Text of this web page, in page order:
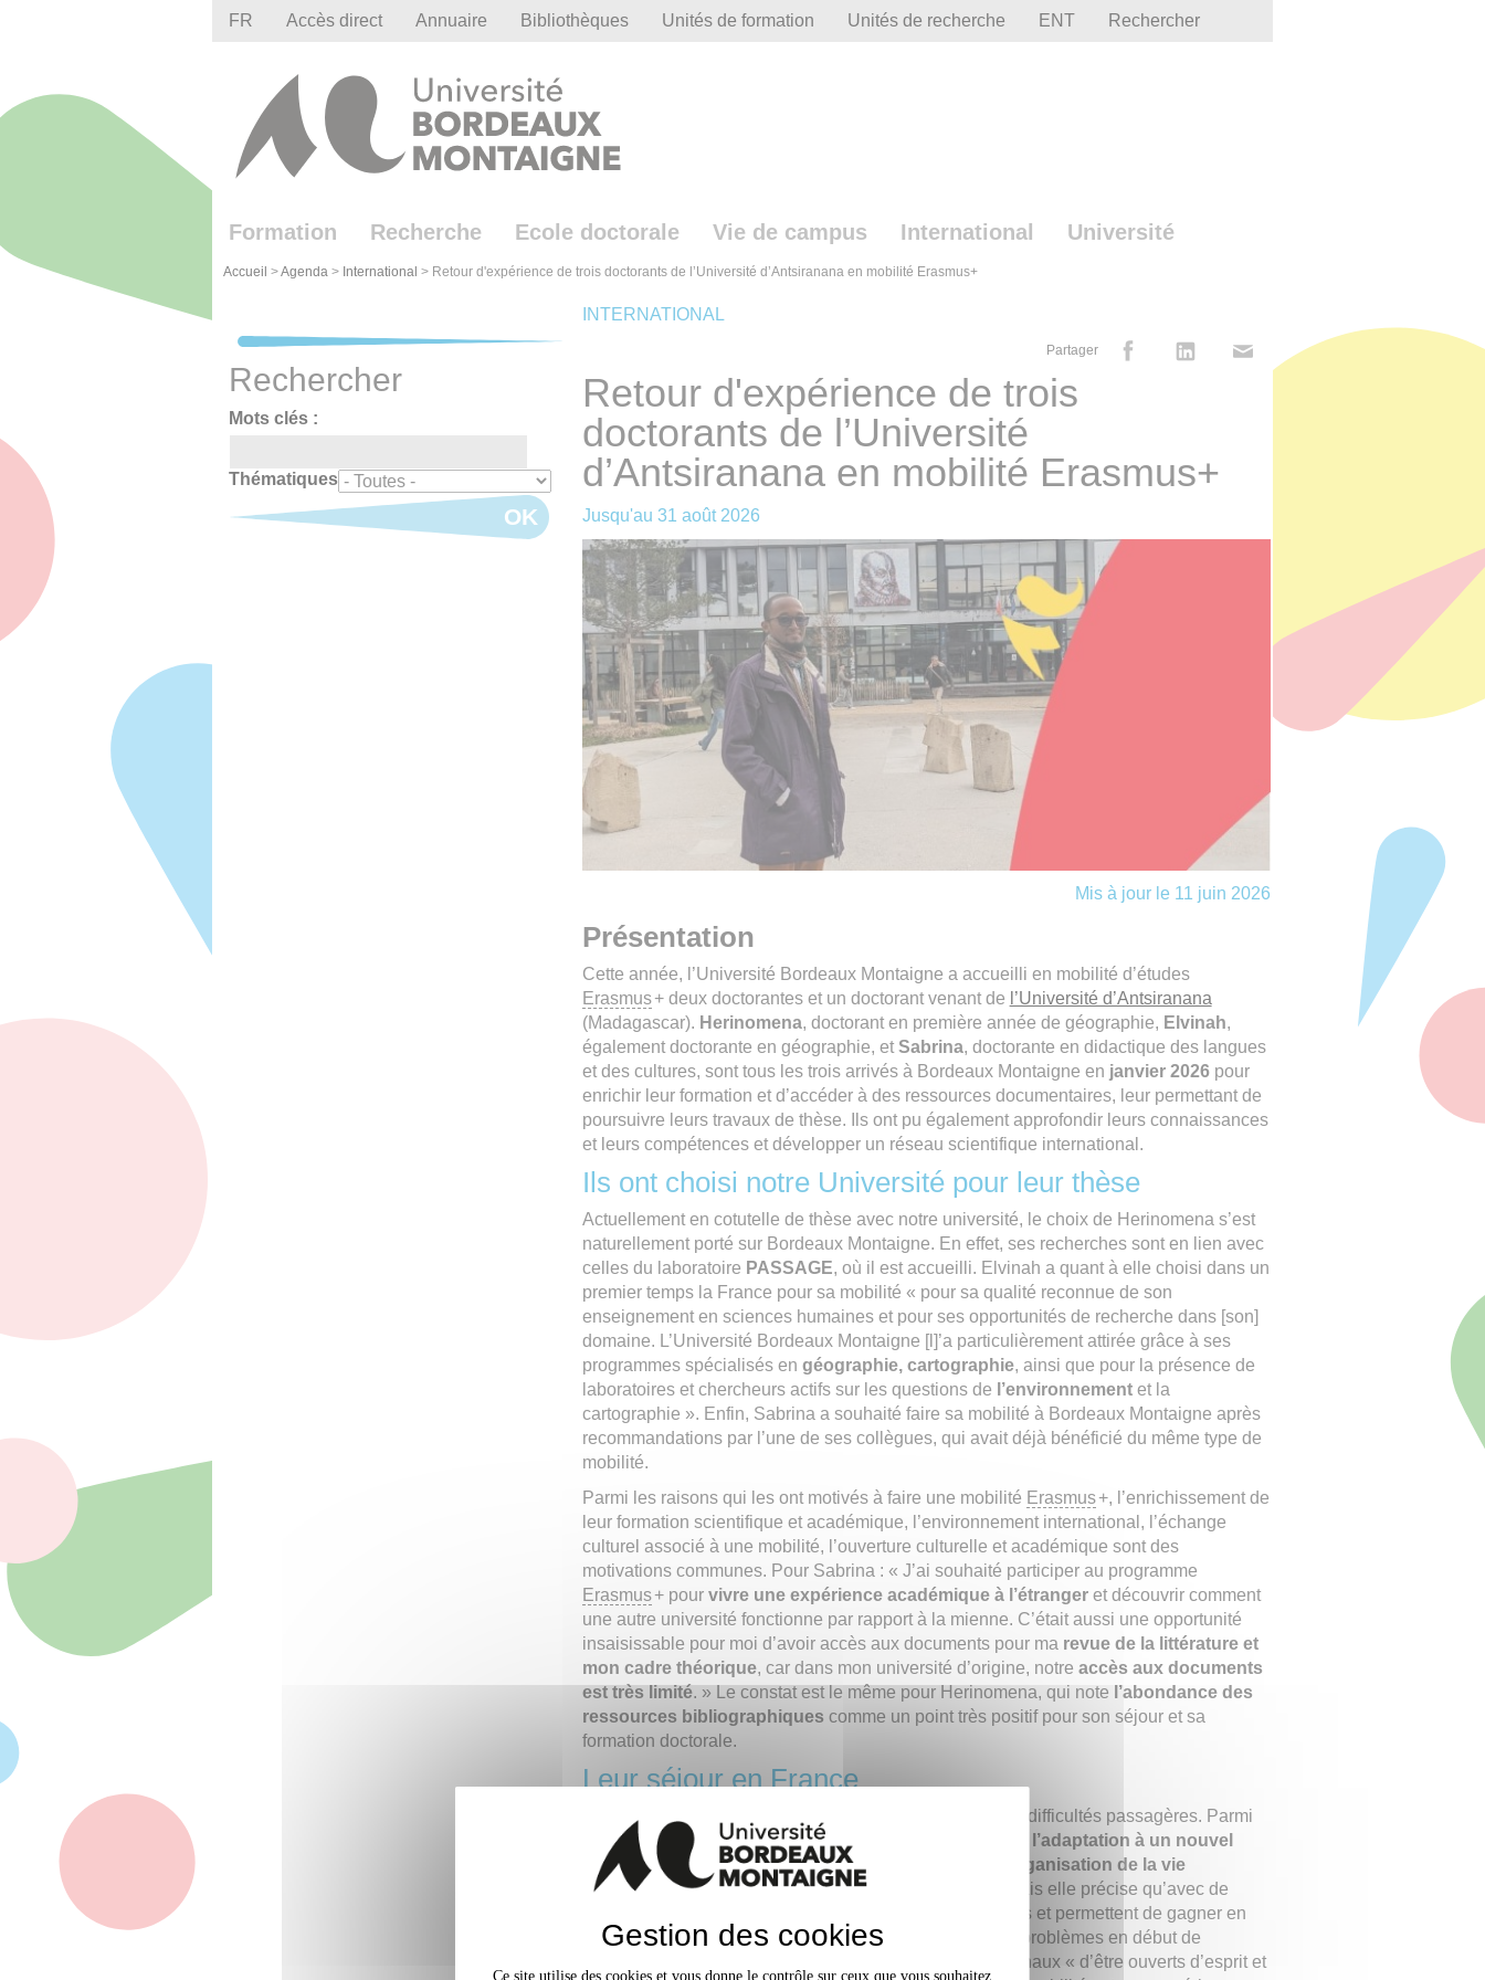
FR Accès direct Annuaire Bibliothèques Unités de formation Unités de recherche ENT Rechercher
Formation Recherche Ecole doctorale Vie de campus International Université
Accueil >Agenda > International > Retour d'expérience de trois doctorants de l’Université d’Antsiranana en mobilité Erasmus+
INTERNATIONAL
Partager
Retour d'expérience de trois
doctorants de l’Université
d’Antsiranana en mobilité Erasmus+
Jusqu'au 31 août 2026
Mis à jour le 11 juin 2026
Présentation
Cette année, l’Université Bordeaux Montaigne a accueilli en mobilité d’études
Erasmus+ deux doctorantes et un doctorant venant de l’Université d’Antsiranana
(Madagascar). Herinomena, doctorant en première année de géographie, Elvinah,
également doctorante en géographie, et Sabrina, doctorante en didactique des langues
et des cultures, sont tous les trois arrivés à Bordeaux Montaigne en janvier 2026pour
enrichir leur formation et d’accéder à des ressources documentaires, leur permettant de
poursuivre leurs travaux de thèse. Ils ont pu également approfondir leurs connaissances
et leurs compétences et développer un réseau scientifique international.
Ils ont choisi notre Université pour leur thèse
Actuellement en cotutelle de thèse avec notre université, le choix de Herinomena s’est
naturellement porté sur Bordeaux Montaigne. En effet, ses recherches sont en lien avec
celles du laboratoire PASSAGE, où il est accueilli. Elvinah a quant à elle choisi dans un
premier temps la France pour sa mobilité « pour sa qualité reconnue de son
enseignement en sciences humaines et pour ses opportunités de recherche dans [son]
domaine. L’Université Bordeaux Montaigne [l]’a particulièrement attirée grâce à ses
programmes spécialisés en géographie, cartographie, ainsi que pour la présence de
laboratoires et chercheurs actifs sur les questions de l’environnement et la
cartographie ». Enfin, Sabrina a souhaité faire sa mobilité à Bordeaux Montaigne après
recommandations par l’une de ses collègues, qui avait déjà bénéficié du même type de
mobilité.
Parmi les raisons qui les ont motivés à faire une mobilité Erasmus+, l’enrichissement de
leur formation scientifique et académique, l’environnement international, l’échange
culturel associé à une mobilité, l’ouverture culturelle et académique sont des
motivations communes. Pour Sabrina : « J’ai souhaité participer au programme
Erasmus+ pour vivre une expérience académique à l’étrangeret découvrir comment
une autre université fonctionne par rapport à la mienne. C’était aussi une opportunité
insaisissable pour moi d’avoir accès aux documents pour ma revue de la littérature et
mon cadre théorique, car dans mon université d’origine, notre accès aux documents
est très limité. » Le constat est le même pour Herinomena, qui note l’abondance des
ressources bibliographiques comme un point très positif pour son séjour et sa
formation doctorale.
Leur séjour en France
Toute mobilité à l’étranger comporte des imprévus et des difficultés passagères. Parmi
les principales difficultés rencontrées, Elvinah mentionne
l’adaptation à un nouvel
environnement, les démarches administratives et l’organisation de la vie
quotidienne et estudiantinedans une nouvelle ville. Mais elle précise qu’avec de
l’adaptation et du temps, ces difficultés sont surmontables et permettent de gagner en
autonomie et en confiance. Pour aider à faire face à ses problèmes en début de
mobilité, Elvinah conseille aux futurs étudiants internationaux « d’être ouverts d’esprit et
Rechercher
Mots clés :
Thématiques
OK
Gestion des cookies
Ce site utilise des cookies et vous donne le contrôle sur ceux que vous souhaitez